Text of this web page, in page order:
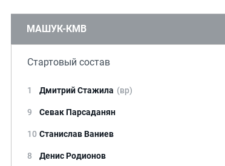
МАШУК-КМВ
Стартовый состав
1 Дмитрий Стажила (вр)
9 Севак Парсаданян
10 Станислав Ваниев
8 Денис Родионов